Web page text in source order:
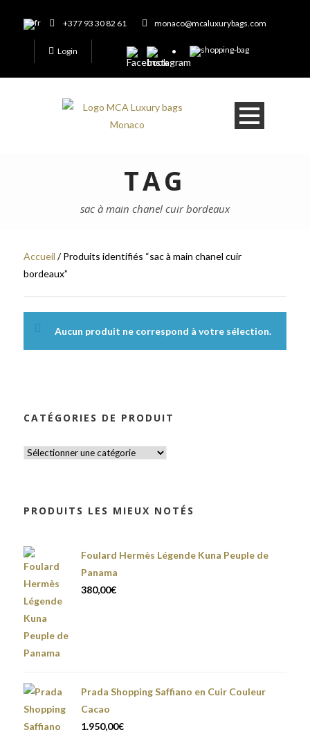
+377 93 30 82 61 monaco@mcaluxurybags.com
Login
TAG
sac à main chanel cuir bordeaux
Accueil / Produits identifiés “sac à main chanel cuir
bordeaux”
Aucun produit ne correspond à votre sélection.
CATÉGORIES DE PRODUIT
PRODUITS LES MIEUX NOTÉS
Foulard Hermès Légende Kuna Peuple de
Panama
380,00€
Prada Shopping Saffiano en Cuir Couleur
Cacao
1.950,00€